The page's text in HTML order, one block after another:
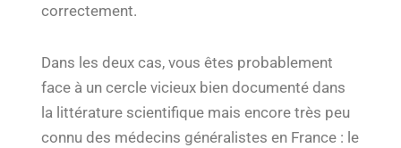
correctement.
Dans les deux cas, vous êtes probablement
face à un cercle vicieux bien documenté dans
la littérature scientifique mais encore très peu
connu des médecins généralistes en France : le